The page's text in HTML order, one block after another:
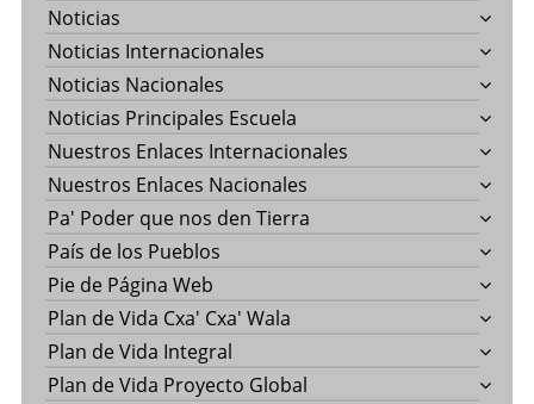
Noticias
Noticias Internacionales
Noticias Nacionales
Noticias Principales Escuela
Nuestros Enlaces Internacionales
Nuestros Enlaces Nacionales
Pa' Poder que nos den Tierra
País de los Pueblos
Pie de Página Web
Plan de Vida Cxa' Cxa' Wala
Plan de Vida Integral
Plan de Vida Proyecto Global